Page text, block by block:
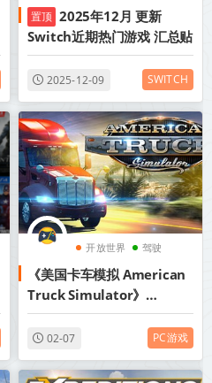
置顶 2025年12月 更新
Switch近期热门游戏 汇总贴
2025-12-09 SWITCH
开放世界 驾驶
模拟
《美国卡车模拟 American
Truck Simulator》
v1.57.2.3-全DLC【单机+联
机】丨中文版网盘下载
02-07 PC游戏